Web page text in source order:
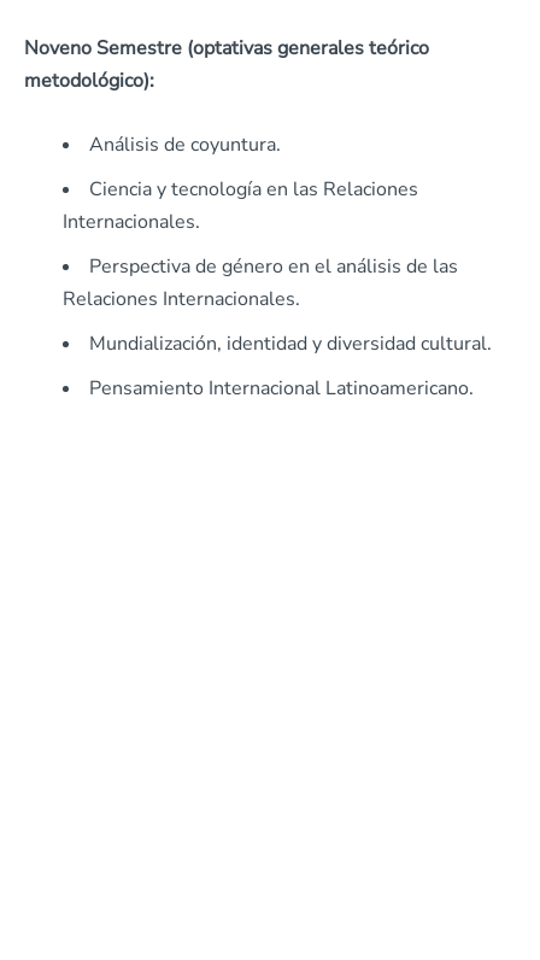
Noveno Semestre (optativas generales teórico
metodológico):
Análisis de coyuntura.
Ciencia y tecnología en las Relaciones
Internacionales.
Perspectiva de género en el análisis de las
Relaciones Internacionales.
Mundialización, identidad y diversidad cultural.
Pensamiento Internacional Latinoamericano.